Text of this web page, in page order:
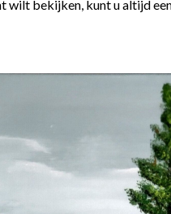
wilt bekijken, kunt u altijd